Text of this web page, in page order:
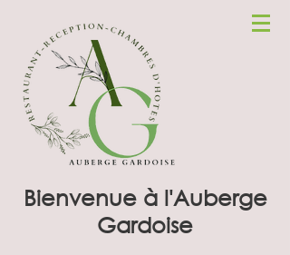
Bienvenue à l'Auberge
Gardoise